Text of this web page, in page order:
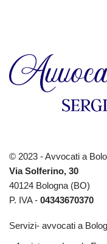
© 2023 - Avvocati a
Via Solferino, 30
40124 Bologna (BO)
P. IVA - 04343670370
Servizi- avvocati a